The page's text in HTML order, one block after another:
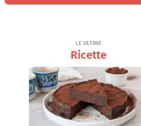
LE ULTIME
Ricette